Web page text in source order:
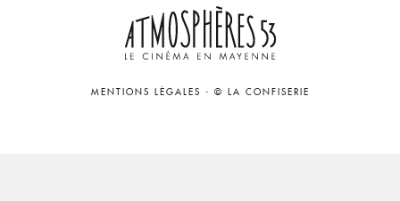
MENTIONS LÉGALES - © LA CONFISERIE